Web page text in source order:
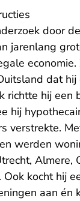
door
jarenlang
economie.
dat hij
richtte hij een
hij
verstrekte.
werden
Almere,
kocht hij
aan én